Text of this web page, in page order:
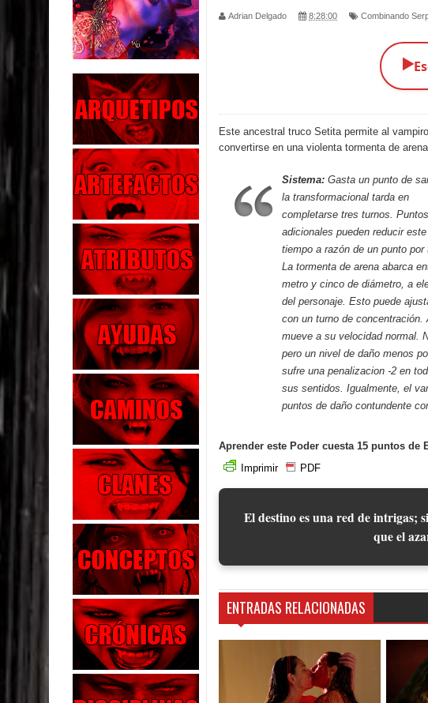
Parte 02: Los Muertos Gobiernan a los Vivos
Parte 01: Escondido a Plena Luz
Parte 02: El Enemigo de mi Enemigo
Parte 06: Coletazos
Parte 05: Los Horrores del Infierno
Parte 04: Oídos Sordos
Parte 03: La Traición
Parte 02: Vuelve el Hijo Prodigo
Parte 03: Reflexiones
Adrian Delgado 8:28:00 Combinando
▶️
Este ancestral truco Setita permite al vampiro
convertirse en una violenta tormenta de
Sistema: Gasta un punto de
la transformacional tarda en
completarse tres turnos. Puntos
adicionales pueden reducir este
tiempo a razón de un punto por
La tormenta de arena abarca
metro y cinco de diámetro, a
del personaje. Esto puede
con un turno de
mueve a su velocidad normal.
pero un nivel de daño menos
sufre una penalizacion -2 en
sus sentidos. Igualmente, el
puntos de daño contundente
Aprender este Poder cuesta 15 puntos de
Imprimir
PDF
El destino es una red de intrigas;
que el
ENTRADAS RELACIONADAS